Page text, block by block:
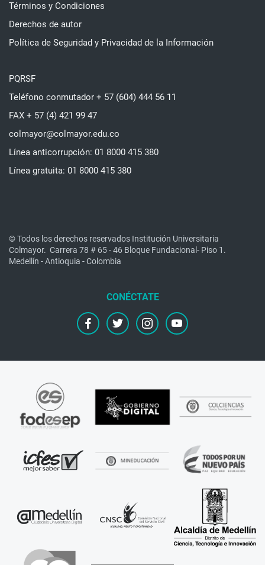
Términos y Condiciones
Derechos de autor
Política de Seguridad y Privacidad de la Información
PQRSF
Teléfono conmutador + 57 (604) 444 56 11
FAX + 57 (4) 421 99 47
colmayor@colmayor.edu.co
Línea anticorrupción: 01 8000 415 380
Línea gratuita: 01 8000 415 380
© Todos los derechos reservados Institución Universitaria
Colmayor. Carrera 78 # 65 - 46 Bloque Fundacional- Piso 1.
Medellín - Antioquia - Colombia